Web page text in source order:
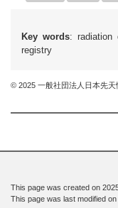
Key words: radiation
registry
© 2025 一般社団法人日本先
This page was created on
This page was last modified